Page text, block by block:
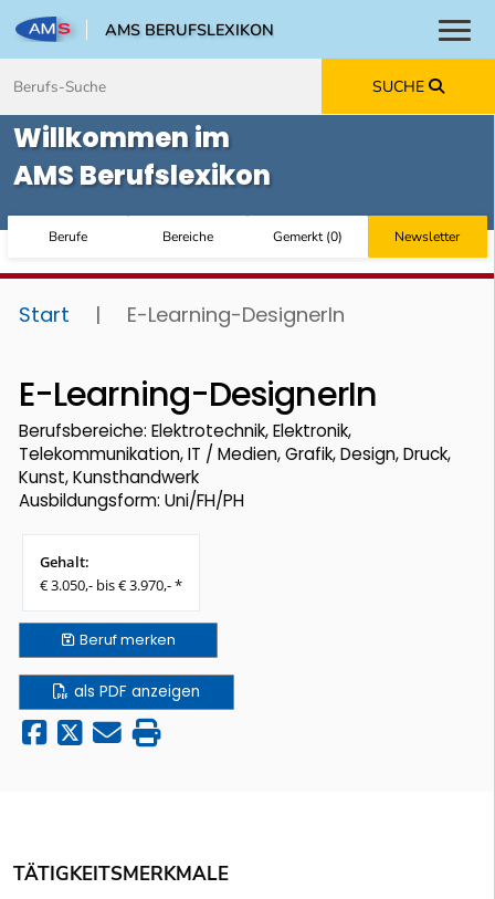
AMS BERUFSLEXIKON
SUCHE
Willkommen im
AMS Berufslexikon
Berufe Bereiche Gemerkt(0) Newsletter
Start | E-Learning-DesignerIn
E-Learning-DesignerIn
Berufsbereiche: Elektrotechnik, Elektronik,
Telekommunikation, IT / Medien, Grafik, Design, Druck,
Kunst, Kunsthandwerk
Ausbildungsform: Uni/FH/PH
Gehalt:
€ 3.050,- bis € 3.970,- *
Berufmerken
als PDF anzeigen
TÄTIGKEITSMERKMALE